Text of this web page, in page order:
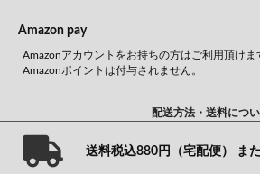
Amazon pay
Amazonアカウントをお持ちの方はご利用頂けま
Amazonポイントは付与されません。
配送方法・送料につ
送料税込880円（宅配便） ま